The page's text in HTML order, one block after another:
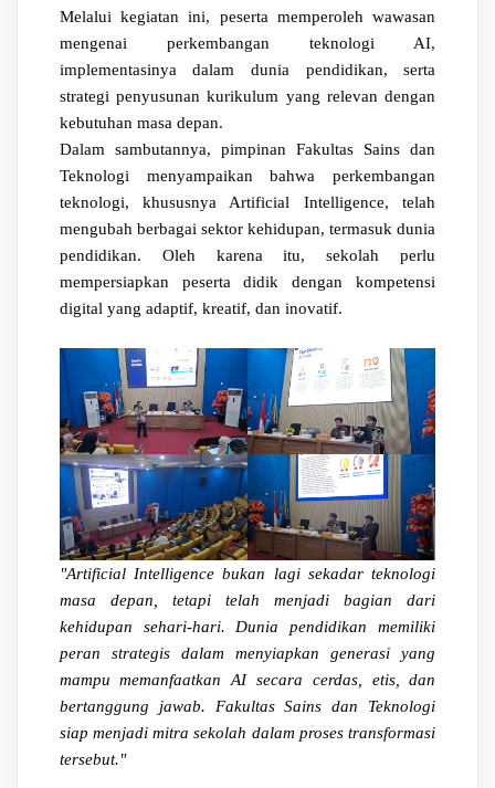
Melalui kegiatan ini, peserta memperoleh wawasan
mengenai perkembangan teknologi AI,
implementasinya dalam dunia pendidikan, serta
strategi penyusunan kurikulum yang relevan dengan
kebutuhan masa depan.
Dalam sambutannya, pimpinan Fakultas Sains dan
Teknologi menyampaikan bahwa perkembangan
teknologi, khususnya Artificial Intelligence, telah
mengubah berbagai sektor kehidupan, termasuk dunia
pendidikan. Oleh karena itu, sekolah perlu
mempersiapkan peserta didik dengan kompetensi
digital yang adaptif, kreatif, dan inovatif.
"Artificial Intelligence bukan lagi sekadar teknologi
masa depan, tetapi telah menjadi bagian dari
kehidupan sehari-hari. Dunia pendidikan memiliki
peran strategis dalam menyiapkan generasi yang
mampu memanfaatkan AI secara cerdas, etis, dan
bertanggung jawab. Fakultas Sains dan Teknologi
siap menjadi mitra sekolah dalam proses transformasi
tersebut."